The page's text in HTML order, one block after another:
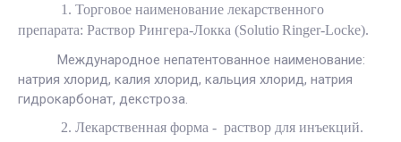
1. Торговое наименование лекарственного
препарата: Раствор Рингера-Локка (SolutioRinger-Locke).
Международное непатентованное наименование:
натрия хлорид, калия хлорид, кальция хлорид, натрия
гидрокарбонат, декстроза.
2. Лекарственная форма - раствор для инъекций.